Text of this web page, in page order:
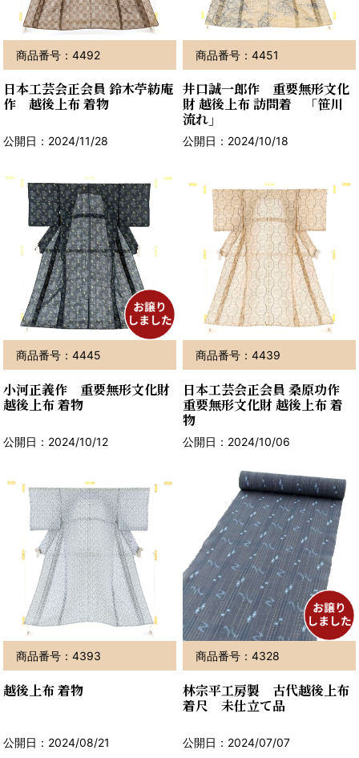
商品番号：4492
日本工芸会正会員 鈴木苧紡庵
作 越後上布 着物
公開日：2024/11/28
商品番号：4451
井口誠一郎作 重要無形文化
財 越後上布 訪問着 「笹川
流れ」
公開日：2024/10/18
商品番号：4445
小河正義作 重要無形文化財
越後上布 着物
公開日：2024/10/12
商品番号：4439
日本工芸会正会員 桑原功作
重要無形文化財 越後上布 着
物
公開日：2024/10/06
商品番号：4393
越後上布 着物
公開日：2024/08/21
商品番号：4328
林宗平工房製 古代越後上布
着尺 未仕立て品
公開日：2024/07/07